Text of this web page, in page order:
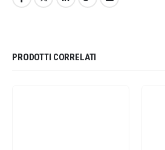
PRODOTTI CORRELATI